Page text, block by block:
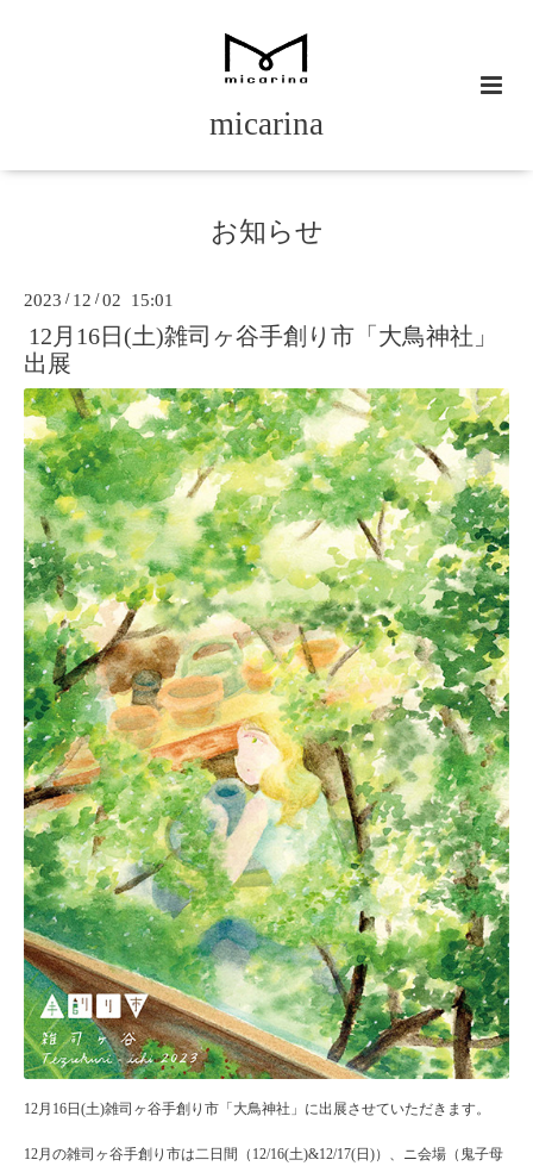
micarina
お知らせ
2023 / 12 /02 15:01
12月16日(土)雑司ヶ谷手創り市「大鳥神社」
出展
12月16日(土)雑司ヶ谷手創り市「大鳥神社」に出展させていただきます。
12月の雑司ヶ谷手創り市は二日間（12/16(土)&12/17(日)）、ニ会場（鬼子母